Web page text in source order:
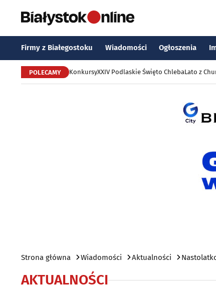
Firmy z Białegostoku Wiadomości Ogłoszenia
POLECAMY KonkursyXXIV Podlaskie Święto ChlebaLato z
Strona główna Wiadomości Aktualności
AKTUALNOŚCI